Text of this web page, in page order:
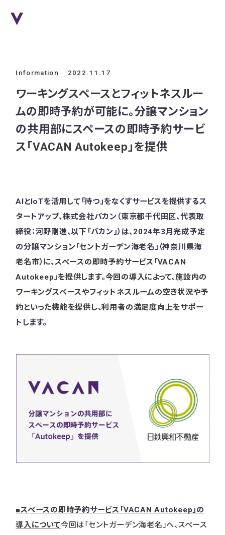
Information 2022.11.17
ワーキングスペースとフィットネスルー
ムの即時予約が可能に。分譲マンション
の共用部にスペースの即時予約サービ
ス「VACAN Autokeep」を提供
AIとIoTを活用して「待つ」をなくすサービスを提供するス
タートアップ、株式会社バカン（東京都千代田区、代表取
締役：河野剛進、以下「バカン」）は、2024年3月完成予定
の分譲マンション「セントガーデン海老名」（神奈川県海
老名市）に、スペースの即時予約サービス「VACAN
Autokeep」を提供します。今回の導入によって、施設内の
ワーキングスペースやフィットネスルームの空き状況や予
約といった機能を提供し、利用者の満足度向上をサポー
トします。
■スペースの即時予約サービス「VACAN Autokeep」の
導入について今回は「セントガーデン海老名」へ、スペース